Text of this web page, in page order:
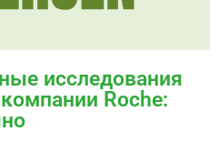
исследования
Roche: